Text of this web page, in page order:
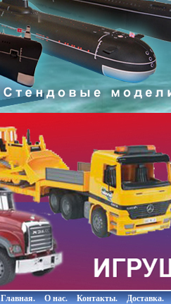
Главная. О нас. Контакты. Доставка.